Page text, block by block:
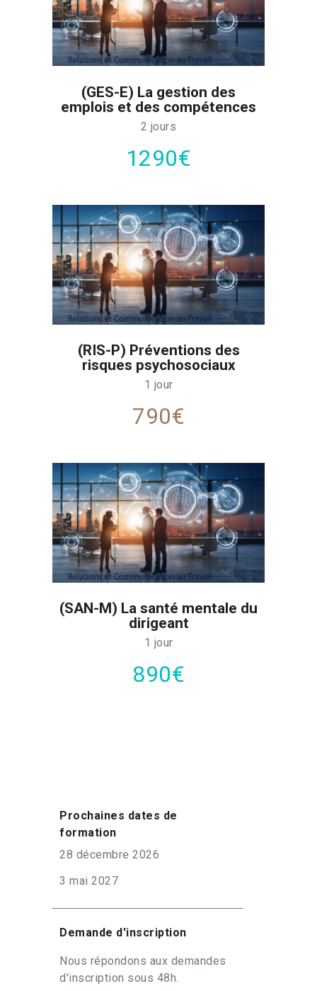
(GES-E) La gestion des
emplois et des compétences
2 jours
1290€
(RIS-P) Préventions des
risques psychosociaux
1 jour
790€
(SAN-M) La santé mentale du
dirigeant
1 jour
890€
Prochaines dates de
formation
28 décembre 2026
3 mai 2027
Demande d'inscription
Nous répondons aux demandes
d'inscription sous 48h.